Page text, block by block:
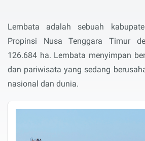
Lembata adalah sebuah
Propinsi Nusa Tenggara Timur
126.684 ha. Lembata menyimpan
dan pariwisata yang sedang
nasional dan dunia.